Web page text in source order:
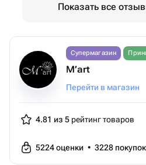
Показать все
Супермагазин
M’art
Перейти в магазин
4.81 из 5 рейтинг товаров
5224оценки • 3228 покупок